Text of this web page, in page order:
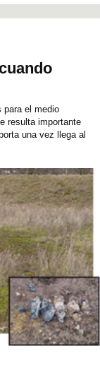
para el medio
resulta importante
una vez llega al